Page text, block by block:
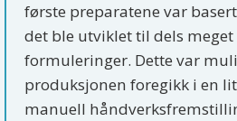
første preparatene var
det ble utviklet til dels
formuleringer. Dette var
produksjonen foregikk i en
manuell